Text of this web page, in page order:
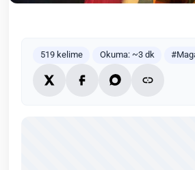
519 kelime Okuma: ~3 dk